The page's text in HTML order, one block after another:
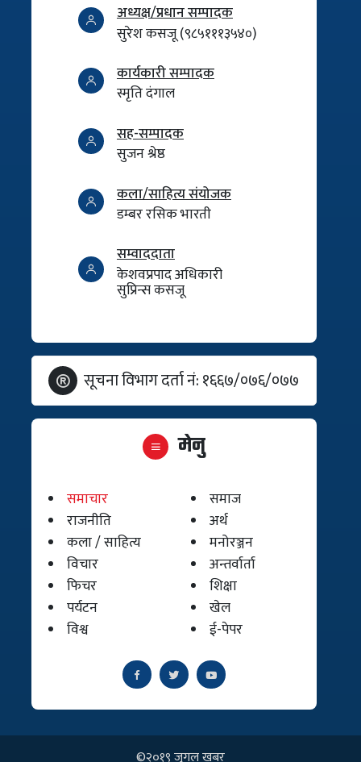
अध्यक्ष/प्रधान सम्पादक
सुरेश कसजू (९८५१११३५४०)
कार्यकारी सम्पादक
स्मृति दंगाल
सह-सम्पादक
सुजन श्रेष्ठ
कला/साहित्य संयोजक
डम्बर रसिक भारती
सम्वाददाता
केशवप्रपाद अधिकारी
सुप्रिन्स कसजू
सूचना विभाग दर्ता नं: १६६७/०७६/०७७
मेनु
समाचार
समाज
राजनीति
अर्थ
कला / साहित्य
मनोरञ्जन
विचार
अन्तर्वार्ता
फिचर
शिक्षा
पर्यटन
खेल
विश्व
ई-पेपर
©२०१९ जुगल खबर